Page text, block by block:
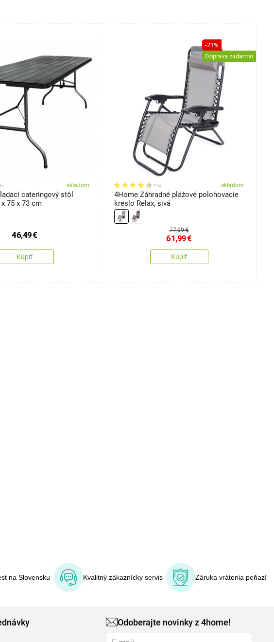
skladom
cateringový stôl
75 x 73 cm
46,49€
Kúpiť
-21%
Doprava zadarmo
27x skladom
4Home Záhradné plážové polohovacie
kreslo Relax, sivá
77,99 €
61,99€
Kúpiť
na Slovensku Kvalitný zákaznícky servis Záruka vrátenia peňazí
Odoberajte novinky z 4home!